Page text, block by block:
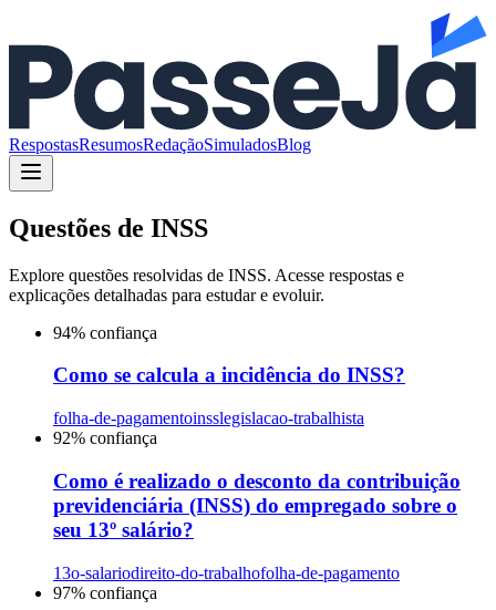
RespostasResumosRedaçãoSimuladosBlog
Questões de INSS
Explore questões resolvidas de INSS. Acesse respostas e
explicações detalhadas para estudar e evoluir.
94% confiança
Como se calcula a incidência do INSS?
folha-de-pagamentoinsslegislacao-trabalhista
92% confiança
Como é realizado o desconto da contribuição
previdenciária (INSS) do empregado sobre o
seu 13º salário?
13o-salariodireito-do-trabalhofolha-de-pagamento
97% confiança